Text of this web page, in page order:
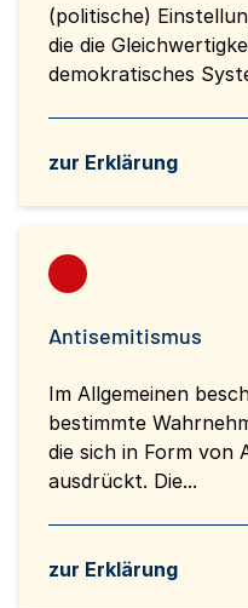
(politische)
die die
demokratisches
zur Erklärung
Antisemitismus
Im Allgemeinen
bestimmte
die sich in Form von
ausdrückt. Die...
zur Erklärung